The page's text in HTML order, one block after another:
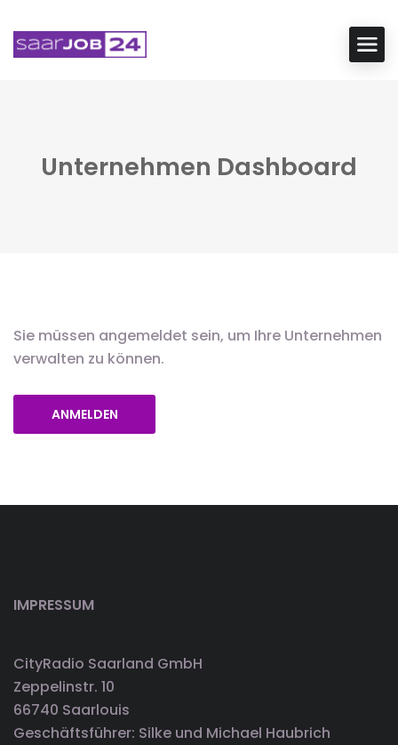
Unternehmen Dashboard
Sie müssen angemeldet sein, um Ihre Unternehmen
verwalten zu können.
ANMELDEN
IMPRESSUM
CityRadio Saarland GmbH
Zeppelinstr. 10
66740 Saarlouis
Geschäftsführer: Silke und Michael Haubrich